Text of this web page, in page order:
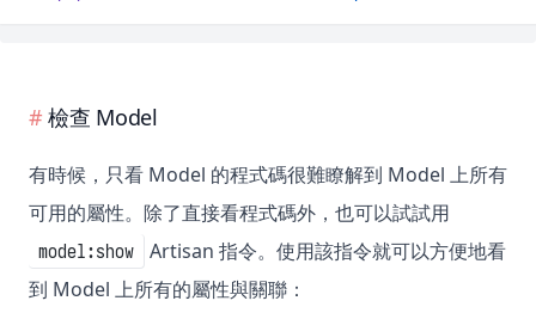
檢查 Model
有時候，只看 Model 的程式碼很難瞭解到 Model 上所有
可用的屬性。除了直接看程式碼外，也可以試試用
model:show
Artisan 指令。使用該指令就可以方便地看
到 Model 上所有的屬性與關聯：